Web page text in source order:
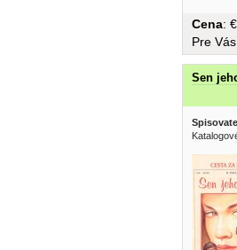
Cena:
Pre
Sen
Spisovatel